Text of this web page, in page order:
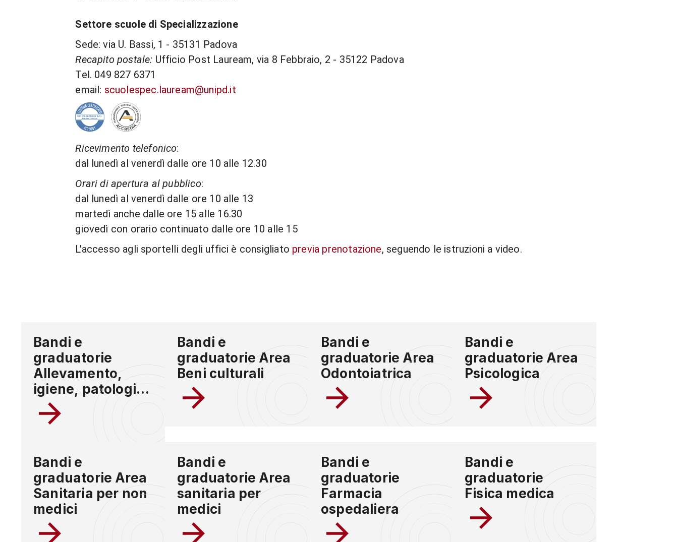
Settore scuole di Specializzazione
Sede: via U. Bassi, 1 - 35131 Padova
Recapito postale: Ufficio Post Lauream, via 8 Febbraio, 2 - 35122 Padova
Tel. 049 827 6371
email: scuolespec.lauream@unipd.it
Ricevimento telefonico:
dal lunedì al venerdì dalle ore 10 alle 12.30
Orari di apertura al pubblico:
dal lunedì al venerdì dalle ore 10 alle 13
martedì anche dalle ore 15 alle 16.30
giovedì con orario continuato dalle ore 10 alle 15
L'accesso agli sportelli degli uffici è consigliato previa prenotazione, seguendo le istruzioni a video.
Bandi e
graduatorie
Allevamento,
igiene, patologia
delle specie
acquatiche e
Bandi e
graduatorie Area
Beni culturali
Bandi e
graduatorie Area
Odontoiatrica
Bandi e
graduatorie Area
Psicologica
Bandi e
graduatorie Area
Sanitaria per non
medici
Bandi e
graduatorie Area
sanitaria per
medici
Bandi e
graduatorie
Farmacia
ospedaliera
Bandi e
graduatorie
Fisica medica